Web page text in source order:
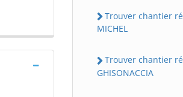
Trouver chantier
MICHEL
Trouver chantier
GHISONACCIA